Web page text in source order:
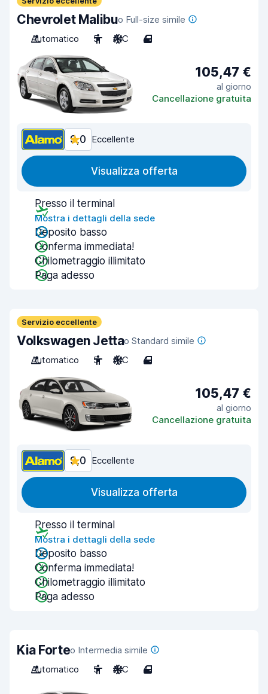
Chevrolet Malibuo Full-size simile
Automatico
5 A/C 4
105,47 €
al giorno
Cancellazione gratuita
9,0 Eccellente
Visualizza offerta
Presso il terminal
Mostra i dettagli della sede
Deposito basso
Conferma immediata!
Chilometraggio illimitato
Paga adesso
Servizio eccellente
Volkswagen Jettao Standard simile
Automatico
5 A/C 4
105,47 €
al giorno
Cancellazione gratuita
9,0 Eccellente
Visualizza offerta
Presso il terminal
Mostra i dettagli della sede
Deposito basso
Conferma immediata!
Chilometraggio illimitato
Paga adesso
Kia Forteo Intermedia simile
Automatico
5 A/C 4